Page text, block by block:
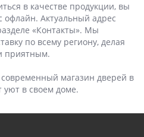
в качестве продукции, вы
офлайн. Актуальный адрес
«Контакты». Мы
по всему региону, делая
приятным.
магазин дверей в
уют в своем доме.